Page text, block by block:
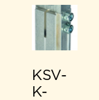
KSV-
K-